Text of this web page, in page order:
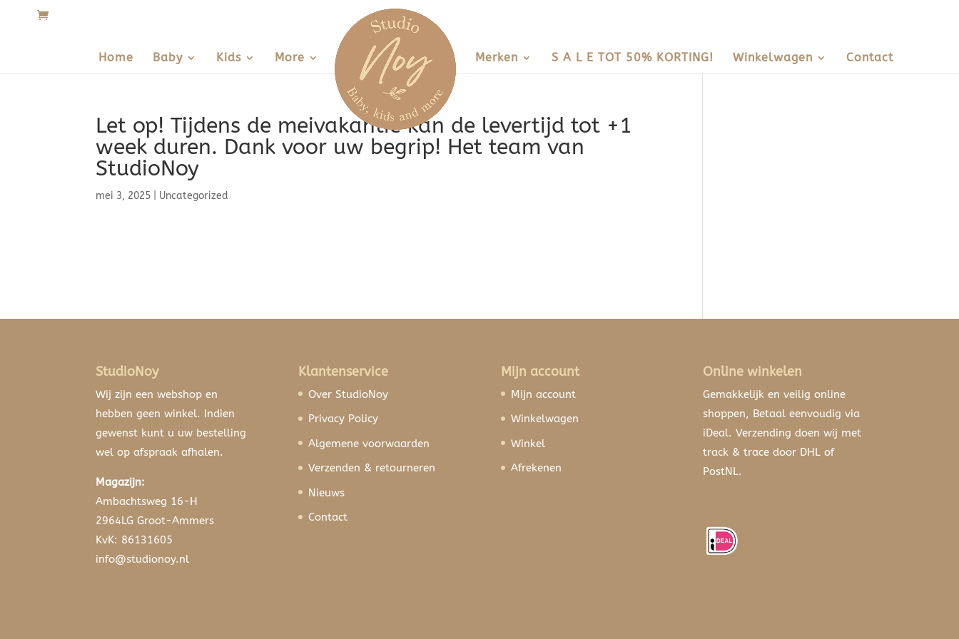
Home Baby Kids More Merken S A L E TOT 50% KORTING! Winkelwagen Contact
Let op! Tijdens de meivakantie kan de levertijd tot +1
week duren. Dank voor uw begrip! Het team van
StudioNoy
mei 3, 2025 Uncategorized
StudioNoy
Wij zijn een webshop en
hebben geen winkel. Indien
gewenst kunt u uw bestelling
wel op afspraak afhalen.
Magazijn:
Ambachtsweg 16-H
2964LG Groot-Ammers
KvK: 86131605
info@studionoy.nl
Klantenservice
Over StudioNoy
Privacy Policy
Algemene voorwaarden
Verzenden & retourneren
Nieuws
Contact
Mijn account
Mijn account
Winkelwagen
Winkel
Afrekenen
Online winkelen
Gemakkelijk en veilig online
shoppen, Betaal eenvoudig via
iDeal. Verzending doen wij met
track & trace door DHL of
PostNL.